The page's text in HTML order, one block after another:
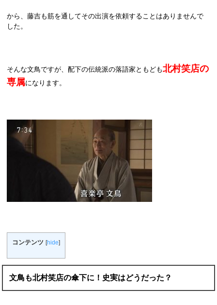
から、藤吉も筋を通してその出演を依頼することはありませんで
した。
そんな文鳥ですが、配下の伝統派の落語家ともども北村笑店の
専属になります。
コンテンツ [hide]
文鳥も北村笑店の傘下に！史実はどうだった？